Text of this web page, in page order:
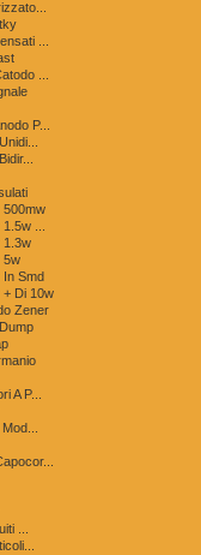
...
...
P...
500mw
...
1.3w
5w
In Smd
+ Di 10w
Zener
A P...
...